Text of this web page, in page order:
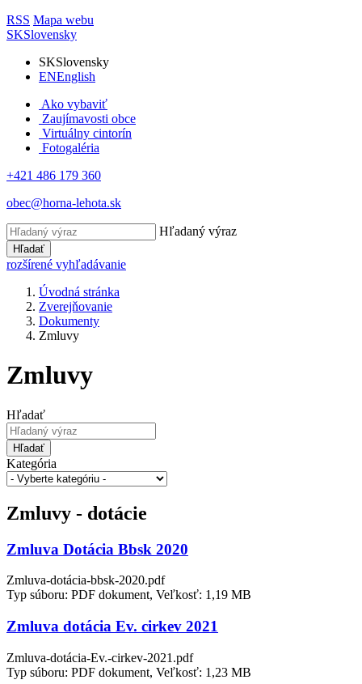
RSS Mapa webu
SKSlovensky
SKSlovensky
ENEnglish
Ako vybaviť
Zaujímavosti obce
Virtuálny cintorín
Fotogaléria
+421 486 179 360
obec@horna-lehota.sk
Hľadaný výraz
Hľadať
rozšírené vyhľadávanie
Úvodná stránka
Zverejňovanie
Dokumenty
Zmluvy
Zmluvy
Hľadať
Hľadať
Kategória
Zmluvy - dotácie
Zmluva Dotácia Bbsk 2020
Zmluva-dotácia-bbsk-2020.pdf
Typ súboru: PDF dokument, Veľkosť: 1,19 MB
Zmluva dotácia Ev. cirkev 2021
Zmluva-dotácia-Ev.-cirkev-2021.pdf
Typ súboru: PDF dokument, Veľkosť: 1,23 MB